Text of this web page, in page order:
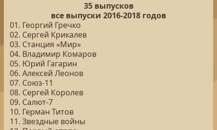
35 выпусков
все выпуски 2016-2018 годов
01. Георгий Гречко
02. Сергей Крикалев
03. Станция «Мир»
04. Владимир Комаров
05. Юрий Гагарин
06. Алексей Леонов
07. Союз-11
08. Сергей Королев
09. Салют-7
10. Герман Титов
11. Звездные войны